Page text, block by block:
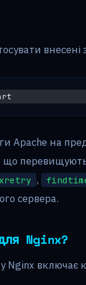
внесені
Apache на
,
сервера.
Nginx?
включає